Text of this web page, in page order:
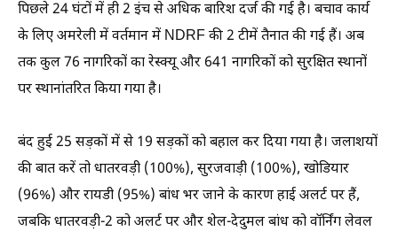
पिछले 24 घंटों में ही 2 इंच से अधिक बारिश दर्ज की गई है। बचाव कार्य
के लिए अमरेली में वर्तमान में NDRF की 2 टीमें तैनात की गई हैं। अब
तक कुल 76 नागरिकों का रेस्क्यू और 641 नागरिकों को सुरक्षित स्थानों
पर स्थानांतरित किया गया है।
बंद हुई 25 सड़कों में से 19 सड़कों को बहाल कर दिया गया है। जलाशयों
की बात करें तो धातरवड़ी (100%), सुरजवाड़ी (100%), खोडियार
(96%) और रायडी (95%) बांध भर जाने के कारण हाई अलर्ट पर हैं,
जबकि धातरवड़ी-2 को अलर्ट पर और शेल-देदुमल बांध को वॉर्निंग लेवल